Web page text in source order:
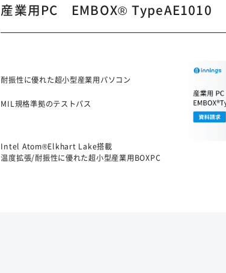
産業用PC EMBOX® TypeAE1010
耐振性に優れた超小型産業用パソコン
MIL規格準拠のテストパス
Intel Atom®Elkhart Lake搭載
温度拡張/耐振性に優れた超小型産業用BOXPC